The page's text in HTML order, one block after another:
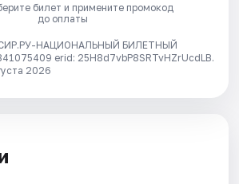
билет и примените промокод
до оплаты
НАЦИОНАЛЬНЫЙ БИЛЕТНЫЙ
erid: 25H8d7vbP8SRTvHZrUcdLB.
2026